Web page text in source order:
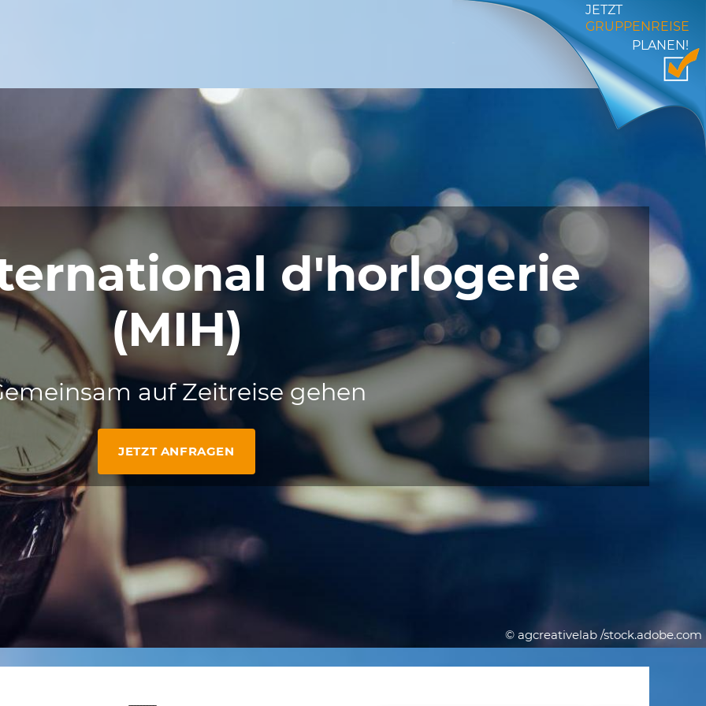
JETZT
GRUPPENREISE
PLANEN!
d'horlogerie
(MIH)
auf Zeitreise gehen
JETZT ANFRAGEN
© agcreativelab /stock.adobe.com